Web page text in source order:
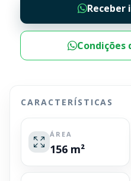
Receber
Condições
CARACTERÍSTICAS
ÁREA
156 m²